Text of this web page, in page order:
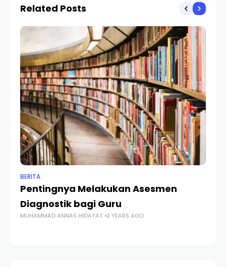
Related Posts
BERITA
Pentingnya Melakukan Asesmen
Diagnostik bagi Guru
MUHAMMAD ANNAS HIDAYAT 2 YEARS AGO